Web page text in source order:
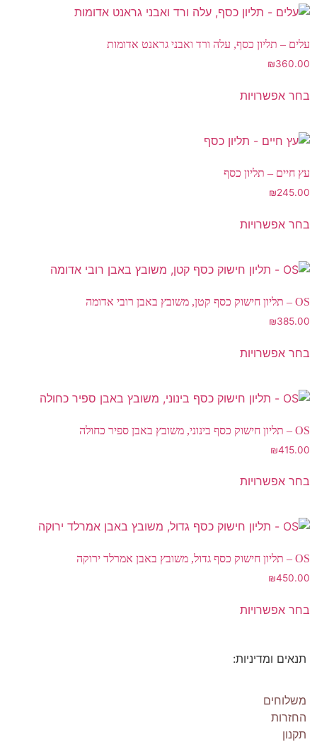
עלים – תליון כסף, עלה ורד ואבני גראנט אדומות
₪360.00
בחר אפשרויות
עץ חיים – תליון כסף
₪245.00
בחר אפשרויות
OS – תליון חישוק כסף קטן, משובץ באבן רובי אדומה
₪385.00
בחר אפשרויות
OS – תליון חישוק כסף בינוני, משובץ באבן ספיר כחולה
₪415.00
בחר אפשרויות
OS – תליון חישוק כסף גדול, משובץ באבן אמרלד ירוקה
₪450.00
בחר אפשרויות
Os Collection
New on Store
תנאים ומדיניות:
משלוחים
החזרות
תקנון